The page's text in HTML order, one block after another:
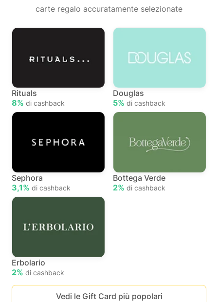
carte regalo accuratamente selezionate
Rituals
8% di cashback
Douglas
5% di cashback
Sephora
3,1% di cashback
Bottega Verde
2% di cashback
Erbolario
2% di cashback
Vedi le Gift Card più popolari